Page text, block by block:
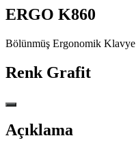
ERGO K860
Bölünmüş Ergonomik Klavye
Renk Grafit
Açıklama